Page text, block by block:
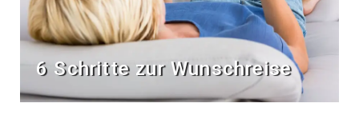
6 Schritte zur Wunschreise